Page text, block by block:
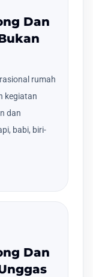
Dan
rumah
kegiatan
dan
babi, biri-
Dan